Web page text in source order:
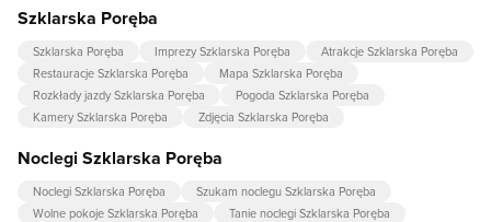
Szklarska Poręba
Szklarska Poręba Imprezy Szklarska Poręba
Atrakcje Szklarska Poręba
Restauracje Szklarska Poręba
Mapa Szklarska Poręba
Rozkłady jazdy Szklarska Poręba
Pogoda Szklarska Poręba
Kamery Szklarska Poręba
Zdjęcia Szklarska Poręba
Noclegi Szklarska Poręba
Noclegi Szklarska Poręba
Szukam noclegu Szklarska Poręba
Wolne pokoje Szklarska Poręba
Tanie noclegi Szklarska Poręba